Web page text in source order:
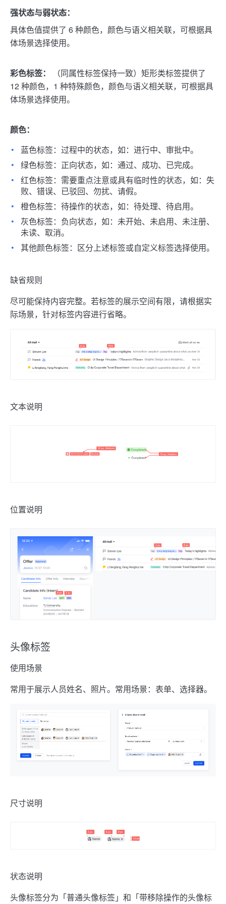
强状态与弱状态：
具体色值提供了 6 种颜色，颜色与语义相关联，可根据具
体场景选择使用。
彩色标签： （同属性标签保持一致） 矩形类标签提供了
12 种颜色，1 种特殊颜色，颜色与语义相关联，可根据具
体场景选择使用。
颜色：
蓝色标签：过程中的状态，如：进行中、审批中。
绿色标签：正向状态，如：通过、成功、已完成。
红色标签：需要重点注意或具有临时性的状态，如：失
败、错误、已驳回、勿扰、请假。
橙色标签：待操作的状态，如：待处理、待启用。
灰色标签：负向状态，如：未开始、未启用、未注册、
未读、取消。
其他颜色标签：区分上述标签或自定义标签选择使用。
缺省规则
尽可能保持内容完整。若标签的展示空间有限，请根据实
际场景，针对标签内容进行省略。
文本说明
位置说明
头像标签
使用场景
常用于展示人员姓名、照片。常用场景：表单、选择器。
尺寸说明
状态说明
头像标签分为「普通头像标签」和「带移除操作的头像标